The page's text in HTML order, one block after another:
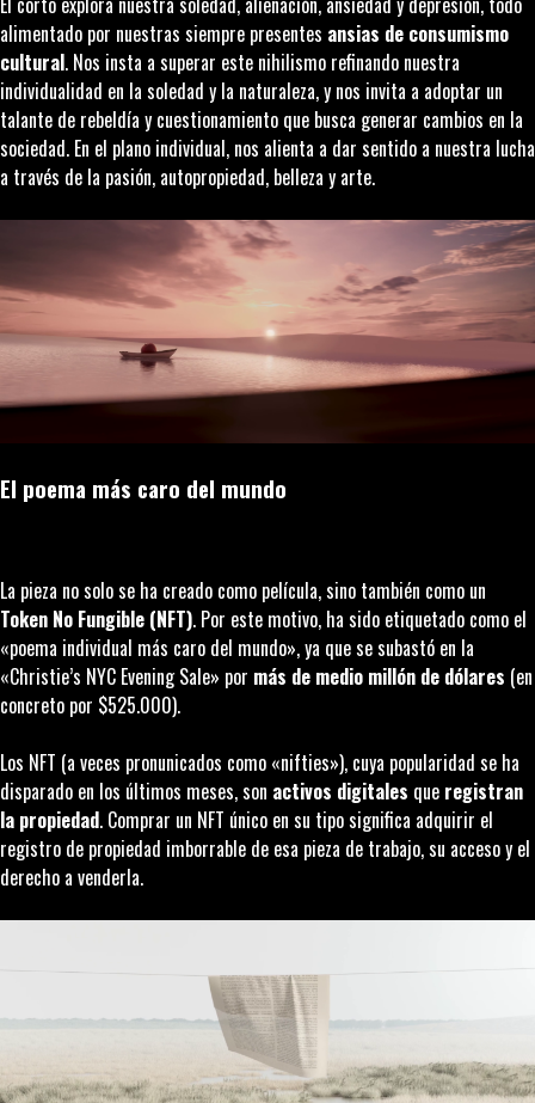
alimentado por nuestras siempre presentes ansias de consumismo
cultural. Nos insta a superar este nihilismo refinando nuestra
individualidad en la soledad y la naturaleza, y nos invita a adoptar un
talante de rebeldía y cuestionamiento que busca generar cambios en la
sociedad. En el plano individual, nos alienta a dar sentido a nuestra lucha
a través de la pasión, autopropiedad, belleza y arte.
El poema más caro del mundo
La pieza no solo se ha creado como película, sino también como un
Token No Fungible (NFT). Por este motivo, ha sido etiquetado como el
«poema individual más caro del mundo», ya que se subastó en la
«Christie’s NYC Evening Sale» por más de medio millón de dólares (en
concreto por $525.000).
Los NFT (a veces pronunicados como «nifties»), cuya popularidad se ha
disparado en los últimos meses, son activos digitales que registran
la propiedad. Comprar un NFT único en su tipo significa adquirir el
registro de propiedad imborrable de esa pieza de trabajo, su acceso y el
derecho a venderla.